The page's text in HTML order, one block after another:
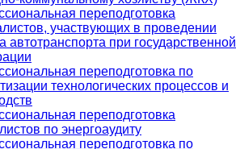
переподготовка
участвующих в проведении
автотранспорта при государственной
переподготовка по
технологических процессов и
переподготовка
по энергоаудиту
переподготовка по